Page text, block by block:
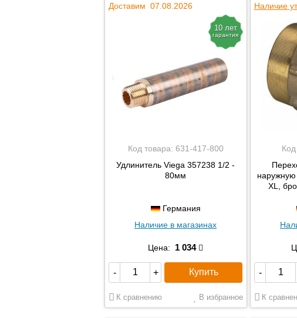
Доставим 07.08.2026
10 лет
гарантия
Код товара: 631-417-800
Удлинитель Viega 357238 1/2 -
80мм
Германия
Наличие в магазинах
Цена: 1 034
- + Купить
К сравнению В избранное
Наличие
наружную
XL,
-
К